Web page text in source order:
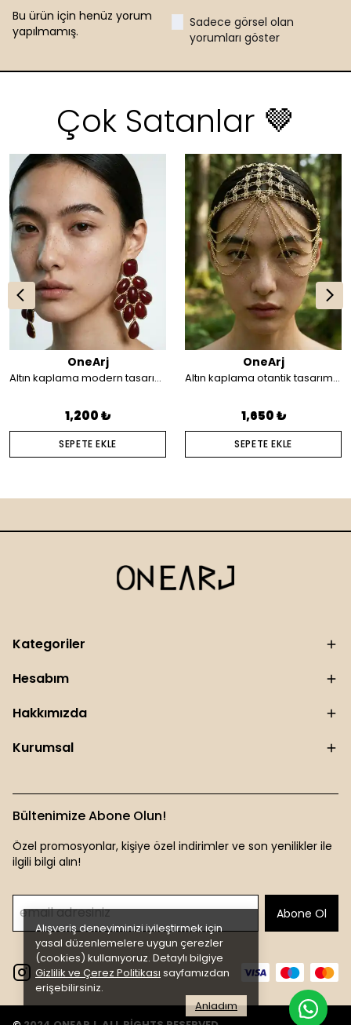
Alışveriş deneyiminizi iyileştirmek için
yasal düzenlemelere uygun çerezler
(cookies) kullanıyoruz. Detaylı bilgiye
Gizlilik ve Çerez Politikası sayfamızdan
erişebilirsiniz.
Anladım
Bu ürün için henüz yorum
yapılmamış.
Sadece görsel olan
yorumları göster
Çok Satanlar 🤎
OneArj
Altın kaplama modern tasarım küpe
1,200 ₺
SEPETE EKLE
OneArj
Altın kaplama otantik tasarım saç aksesuarı
1,650 ₺
SEPETE EKLE
Kategoriler
Hesabım
Hakkımızda
Kurumsal
Bültenimize Abone Olun!
Özel promosyonlar, kişiye özel indirimler ve son yenilikler ile
ilgili bilgi alın!
Abone Ol